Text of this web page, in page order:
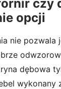
czy
opcji
nie
dębowa
wykonany